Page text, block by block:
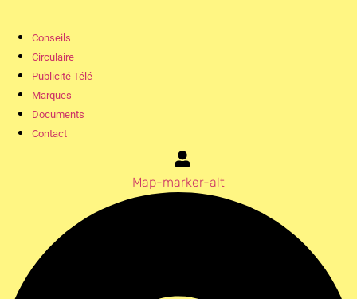
Conseils
Circulaire
Publicité Télé
Marques
Documents
Contact
Map-marker-alt